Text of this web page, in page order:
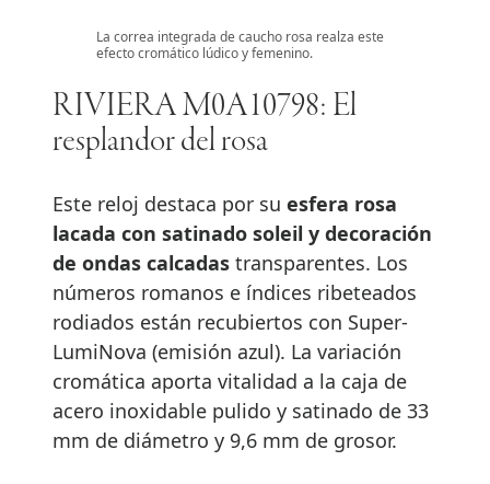
La correa integrada de caucho rosa realza este
efecto cromático lúdico y femenino.
RIVIERA M0A10798: El
resplandor del rosa
Este reloj destaca por su esfera rosa
lacada con satinado soleil y decoración
de ondas calcadas transparentes. Los
números romanos e índices ribeteados
rodiados están recubiertos con Super-
LumiNova (emisión azul). La variación
cromática aporta vitalidad a la caja de
acero inoxidable pulido y satinado de 33
mm de diámetro y 9,6 mm de grosor.